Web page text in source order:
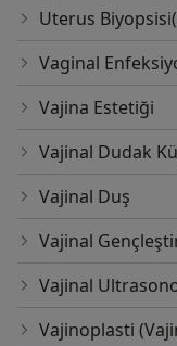
Uterus
Vaginal
Vajina Estetiği
Vajinal Dudak
Vajinal Duş
Vajinal
Vajinal
Vajinoplasti